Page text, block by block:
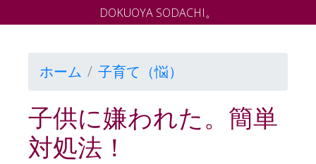
DOKUOYA SODACHI。
ホーム 子育て（悩）
子供に嫌われた。簡単
対処法！